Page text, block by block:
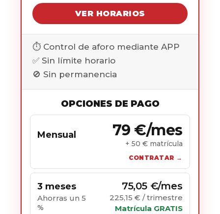
VER HORARIOS
⏱️ Control de aforo mediante APP
✅ Sin límite horario
🚫 Sin permanencia
OPCIONES DE PAGO
Mensual 79 €/mes
+ 50 € matrícula
CONTRATAR →
3 meses
Ahorras un 5
%
75,05 €/mes
225,15 € / trimestre
Matrícula GRATIS